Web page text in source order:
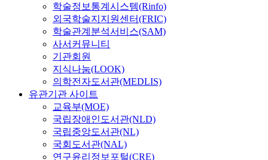
학술정보통계시스템(Rinfo)
외국학술지지원센터(FRIC)
학술관계분석서비스(SAM)
사서커뮤니티
기관회원
지식나눔(LOOK)
의학전자도서관(MEDLIS)
유관기관 사이트
교육부(MOE)
국립장애인도서관(NLD)
국립중앙도서관(NL)
국회도서관(NAL)
연구윤리정보포털(CRE)